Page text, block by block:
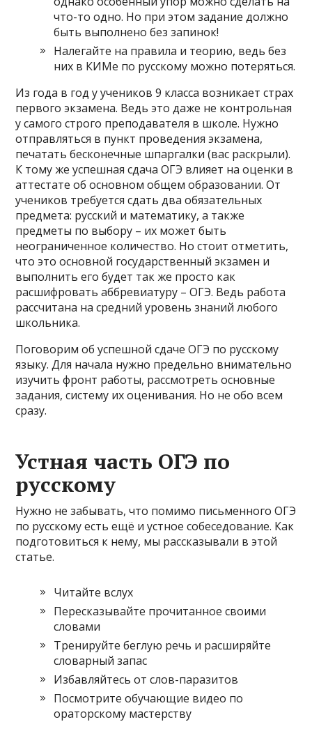
что-то одно. Но при этом задание должно
быть выполнено без запинок!
Налегайте на правила и теорию, ведь без
них в КИМе по русскому можно потеряться.
Из года в год у учеников 9 класса возникает страх
первого экзамена. Ведь это даже не контрольная
у самого строго преподавателя в школе. Нужно
отправляться в пункт проведения экзамена,
печатать бесконечные шпаргалки (вас раскрыли).
К тому же успешная сдача ОГЭ влияет на оценки в
аттестате об основном общем образовании. От
учеников требуется сдать два обязательных
предмета: русский и математику, а также
предметы по выбору – их может быть
неограниченное количество. Но стоит отметить,
что это основной государственный экзамен и
выполнить его будет так же просто как
расшифровать аббревиатуру – ОГЭ. Ведь работа
рассчитана на средний уровень знаний любого
школьника.
Поговорим об успешной сдаче ОГЭ по русскому
языку. Для начала нужно предельно внимательно
изучить фронт работы, рассмотреть основные
задания, систему их оценивания. Но не обо всем
сразу.
Устная часть ОГЭ по
русскому
Нужно не забывать, что помимо письменного ОГЭ
по русскому есть ещё и устное собеседование. Как
подготовиться к нему, мы рассказывали в этой
статье.
Читайте вслух
Пересказывайте прочитанное своими
словами
Тренируйте беглую речь и расширяйте
словарный запас
Избавляйтесь от слов-паразитов
Посмотрите обучающие видео по
ораторскому мастерству